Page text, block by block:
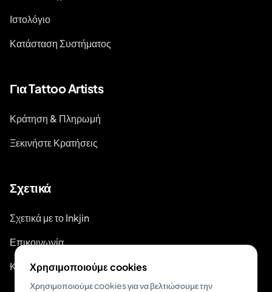
Ιστολόγιο
Κατάσταση Συστήματος
Για Tattoo Artists
Κράτηση & Πληρωμή
Ξεκινήστε Κρατήσεις
Σχετικά
Σχετικά με το Inkjin
Επικοινωνία
Κιτ Επωνυμίας
Χρησιμοποιούμε cookies
Χρησιμοποιούμε cookies για να βελτιώσουμε την